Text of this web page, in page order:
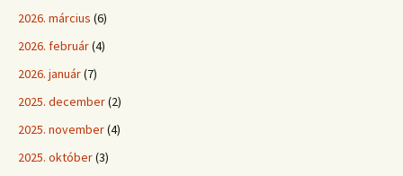
2026. március (6)
2026. február(4)
2026. január(7)
2025. december(2)
2025. november(4)
2025. október(3)